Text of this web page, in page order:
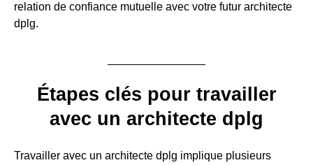
relation de confiance mutuelle avec votre futur architecte
dplg.
Étapes clés pour travailler
avec un architecte dplg
Travailler avec un architecte dplg implique plusieurs